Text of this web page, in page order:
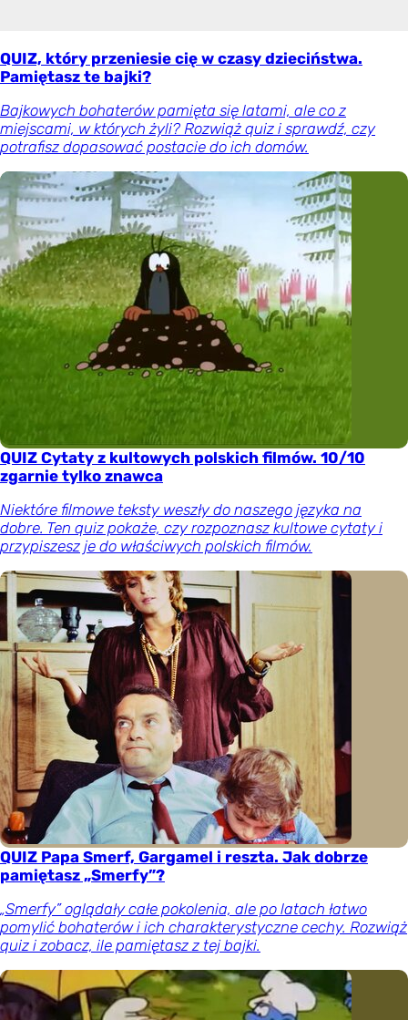
QUIZ, który przeniesie cię w czasy dzieciństwa.
Pamiętasz te bajki?
Bajkowych bohaterów pamięta się latami, ale co z
miejscami, w których żyli? Rozwiąż quiz i sprawdź, czy
potrafisz dopasować postacie do ich domów.
QUIZ Cytaty z kultowych polskich filmów. 10/10
zgarnie tylko znawca
Niektóre filmowe teksty weszły do naszego języka na
dobre. Ten quiz pokaże, czy rozpoznasz kultowe cytaty i
przypiszesz je do właściwych polskich filmów.
QUIZ Papa Smerf, Gargamel i reszta. Jak dobrze
pamiętasz „Smerfy”?
„Smerfy” oglądały całe pokolenia, ale po latach łatwo
pomylić bohaterów i ich charakterystyczne cechy. Rozwiąż
quiz i zobacz, ile pamiętasz z tej bajki.